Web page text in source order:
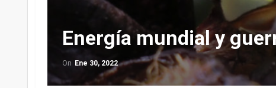
Energía mundial y
On Ene 30, 2022